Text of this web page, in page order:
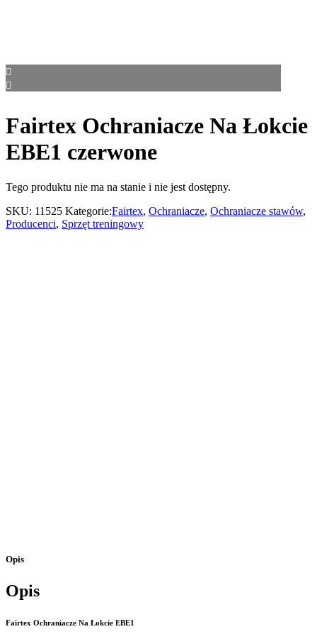
Fairtex Ochraniacze Na Łokcie
EBE1 czerwone
Tego produktu nie ma na stanie i nie jest dostępny.
SKU: 11525 Kategorie:Fairtex, Ochraniacze, Ochraniacze stawów,
Producenci, Sprzęt treningowy
Opis
Opis
Fairtex Ochraniacze Na Łokcie EBE1